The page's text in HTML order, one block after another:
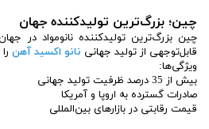
چین؛ بزرگ‌ترین تولیدکننده جهان
چین بزرگ‌ترین تولیدکننده نانومواد
قابل‌توجهی از تولید جهانی نانو اکسید آهن
ویژگی‌ها:
بیش از 35 درصد ظرفیت تولید جهانی
صادرات گسترده به اروپا و آمریکا
قیمت رقابتی در بازارهای بین‌المللی